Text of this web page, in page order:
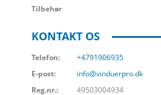
Tilbehør
KONTAKT OS
Telefon:
+4791906935
E-post:
info@vinduerpro.dk
Reg.nr.:
49503004934